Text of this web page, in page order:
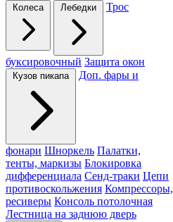
Колеса Лебедки Трос
буксировочный Защита окон
Кузов пикапа Доп. фары и
фонари Шноркель Палатки,
тенты, маркизы Блокировка
дифференциала Сенд-траки Цепи
противоскольжения Компрессоры,
ресиверы Консоль потолочная
Лестница на заднюю дверь